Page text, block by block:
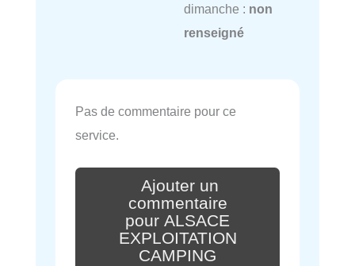
dimanche : non
renseigné
Pas de commentaire pour ce
service.
Ajouter un
commentaire
pour ALSACE
EXPLOITATION
CAMPING